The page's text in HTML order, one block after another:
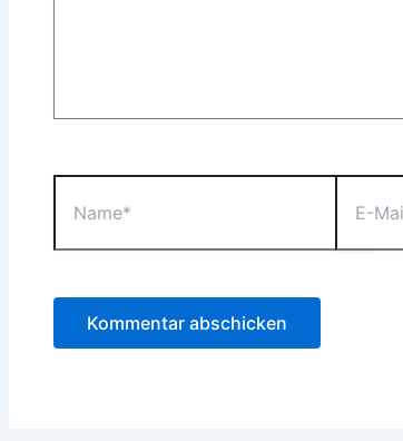
Mail-